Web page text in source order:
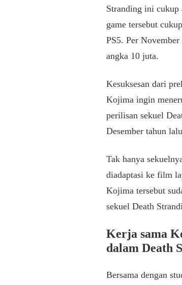
Stranding ini cukup
game tersebut
PS5. Per
angka 10 juta.
Kesuksesan dari
Kojima ingin
perilisan sekuel
Desember tahun
Tak hanya
diadaptasi ke film
Kojima tersebut
sekuel Death
Kerja sama
dalam Death
Bersama dengan